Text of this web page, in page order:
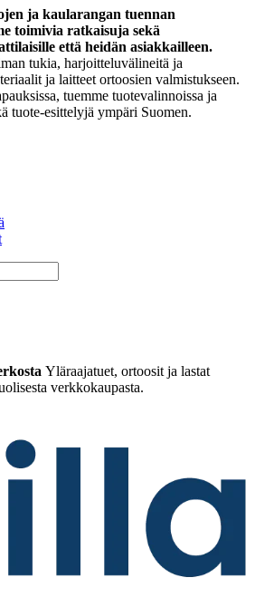
ja kaularangan tuennan
toimivia ratkaisuja sekä
että heidän asiakkailleen.
tukia, harjoitteluvälineitä ja
ja laitteet ortoosien valmistukseen.
tuemme tuotevalinnoissa ja
tuote-esittelyjä ympäri Suomen.
Yläraajatuet, ortoosit ja lastat
verkkokaupasta.